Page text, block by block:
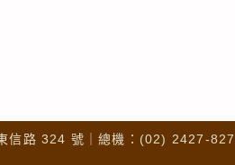
信路 324 號｜總機：(02) 2427-